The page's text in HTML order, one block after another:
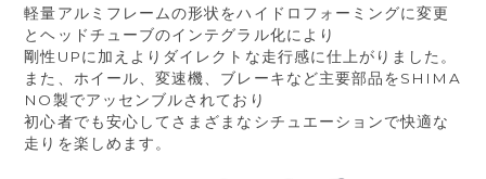
軽量アルミフレームの形状をハイドロフォーミングに変更
とヘッドチューブのインテグラル化により
剛性UPに加えよりダイレクトな走行感に仕上がりました。
また、ホイール、変速機、ブレーキなど主要部品をSHIMA
NO製でアッセンブルされており
初心者でも安心してさまざまなシチュエーションで快適な
走りを楽しめます。